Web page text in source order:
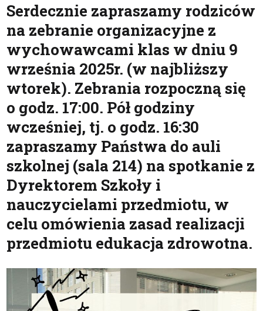
Serdecznie zapraszamy rodziców
na zebranie organizacyjne z
wychowawcami klas w dniu 9
września 2025r. (w najbliższy
wtorek). Zebrania rozpoczną się
o godz. 17:00. Pół godziny
wcześniej, tj. o godz. 16:30
zapraszamy Państwa do auli
szkolnej (sala 214) na spotkanie z
Dyrektorem Szkoły i
nauczycielami przedmiotu, w
celu omówienia zasad realizacji
przedmiotu edukacja zdrowotna.